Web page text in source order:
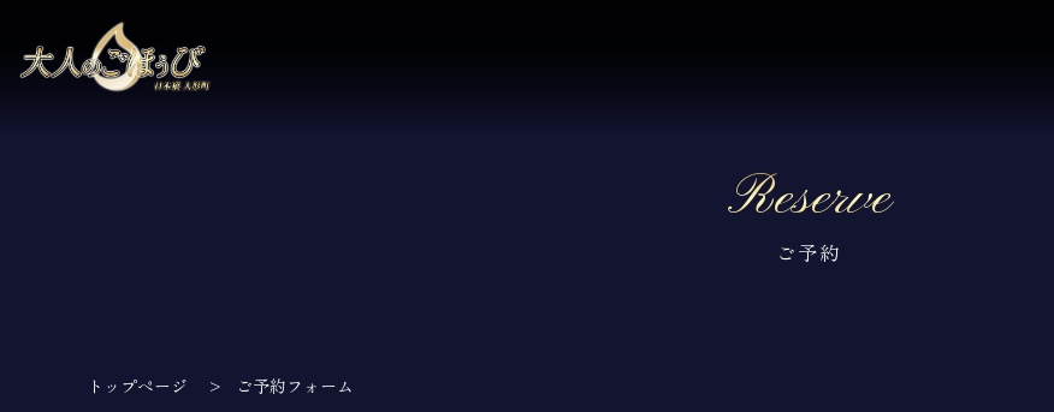
ご予約
Reserve
トップページ > ご予約フォーム